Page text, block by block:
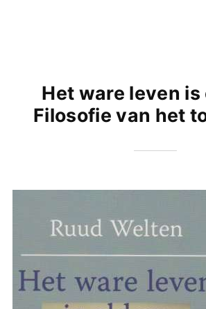
Het ware leven is
Filosofie van het